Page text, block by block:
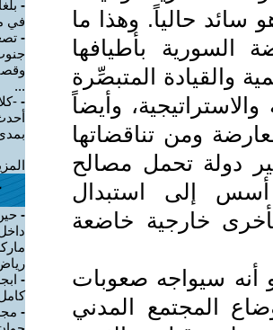
سائد حالياً. وهذا ما
بأطيافها
والقيادة المتبصِّرة
وأيضاً
ومن تناقضاتها
غير دولة تحمل مصالح
أسس إلى استبدال
خارجية خاضعة
أنه سيواجه صعوبات
المجتمع المدني
-
في
-
...
-
-
بمدى
-
-
-